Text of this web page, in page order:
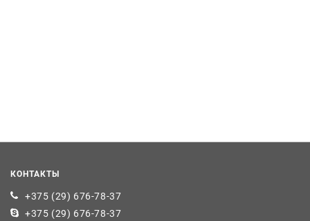
КОНТАКТЫ
+375 (29) 676-78-37
+375 (29) 676-78-37